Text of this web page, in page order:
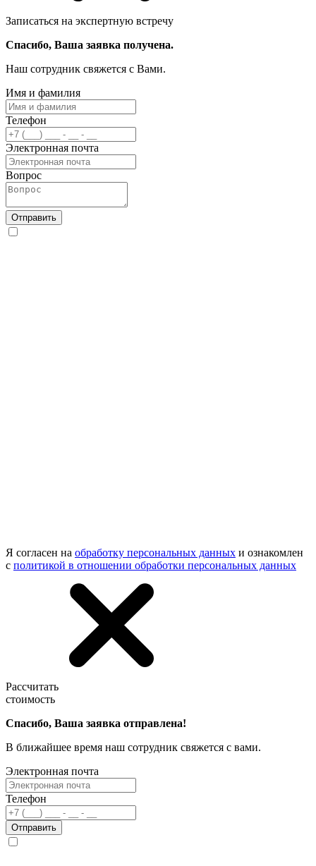
Записаться на экспертную встречу
Спасибо, Ваша заявка получена.
Наш сотрудник свяжется с Вами.
Имя и фамилия
Телефон
Электронная почта
Вопрос
Отправить
Я согласен на обработку персональных данных и ознакомлен
с политикой в отношении обработки персональных данных
Рассчитать
стоимость
Спасибо, Ваша заявка отправлена!
В ближайшее время наш сотрудник свяжется с вами.
Электронная почта
Телефон
Отправить